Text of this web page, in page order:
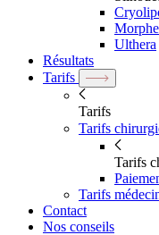
Ulthera
Résultats
Tarifs
Tarifs
Tarifs
Tarifs
Tarifs
Contact
Nos conseils